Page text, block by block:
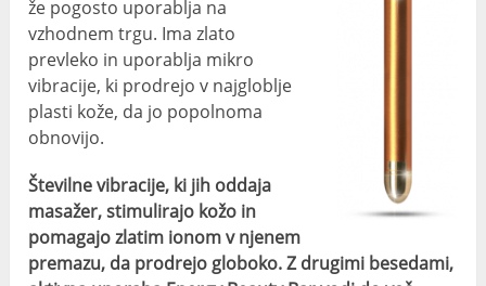
že pogosto uporablja na
vzhodnem trgu. Ima zlato
prevleko in uporablja mikro
vibracije, ki prodrejo v najgloblje
plasti kože, da jo popolnoma
obnovijo.
Številne vibracije, ki jih oddaja
masažer, stimulirajo kožo in
pomagajo zlatim ionom v njenem
premazu, da prodrejo globoko. Z drugimi besedami,